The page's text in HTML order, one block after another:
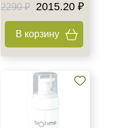
2290 ₽
2015.20 ₽
В корзину